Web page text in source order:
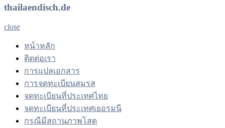
thailaendisch.de
close
หน้าหลัก
ติดต่อเรา
การแปลเอกสาร
การจดทะเบียนสมรส
จดทะเบียนที่ประเทศไทย
จดทะเบียนที่ประเทศเยอรมนี
กรณีมีสถานภาพโสด